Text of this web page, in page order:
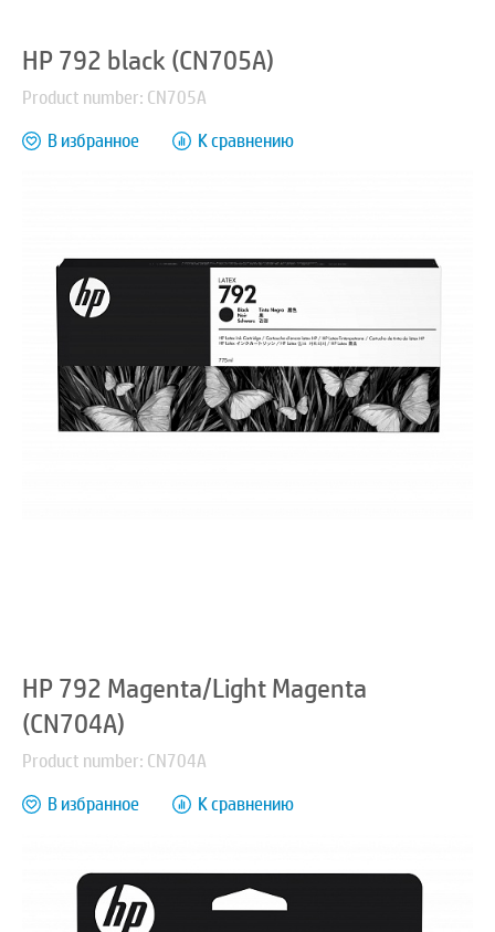
HP 792 black (CN705A)
Product number: CN705A
В избранное
К сравнению
HP 792 Magenta/Light Magenta
(CN704A)
Product number: CN704A
В избранное
К сравнению